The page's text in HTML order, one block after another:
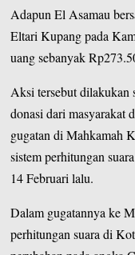
Adapun El Asamau
Eltari Kupang pada
uang sebanyak
Aksi tersebut dilakukan
donasi dari masyarakat
gugatan di Mahkamah
sistem perhitungan
14 Februari lalu.
Dalam gugatannya ke
perhitungan suara di